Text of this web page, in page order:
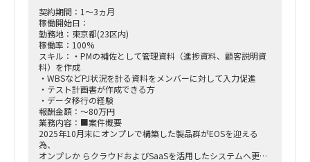
契約期間：1～3ヵ月
稼働開始日：
勤務地：東京都(23区内)
稼働率：100%
スキル：・PMの補佐として管理資料（進捗資料、顧客説明資
料）を作成
・WBSなどPJ状況を計る資料をメンバーに対して入力促進
・テスト計画書が作成できる方
・データ移行の経験
報酬金額：～80万円
業務内容：■案件概要
2025年10月末にオンプレで構築した製品群がEOSを迎える
為、
オンプレか らクラウドおよびSaaSを活用したシステムへ更改